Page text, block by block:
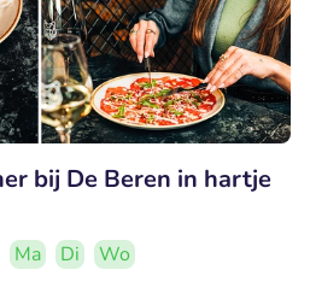
bij De Beren in hartje
Ma Di
Wo